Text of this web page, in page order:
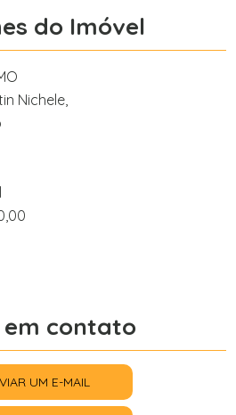
do Imóvel
Nichele,
em contato
UM E-MAIL